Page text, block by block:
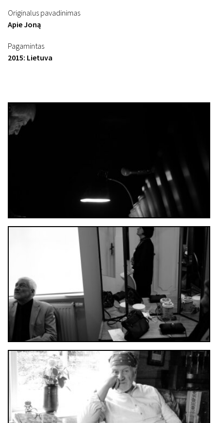
Originalus pavadinimas
Apie Joną
Pagamintas
2015: Lietuva